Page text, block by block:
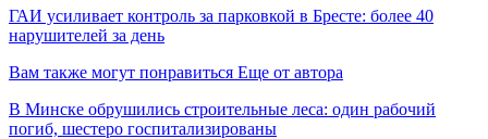
ГАИ усиливает контроль за парковкой в Бресте: более 40
нарушителей за день
Вам также могут понравиться Еще от автора
В Минске обрушились строительные леса: один рабочий
погиб, шестеро госпитализированы